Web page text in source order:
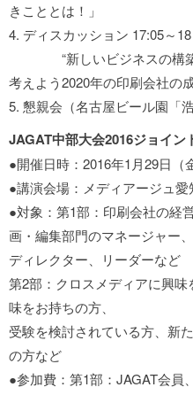
きこととは！」
4. ディスカッション 17:05～
“新しいビジネスの構築
考えよう2020年の印刷会社の
5. 懇親会（名古屋ビール園「
JAGAT中部大会2016ジョイン
●開催日時：2016年1月29日（
●講演会場：メディアージュ愛
●対象：第1部：印刷会社の経
画・編集部門のマネージャー、
ディレクター、リーダーなど
第2部：クロスメディアに興
味をお持ちの方、
受験を検討されている方、新
の方など
●参加費：第1部：JAGAT会員